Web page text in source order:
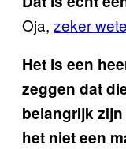
Oja, zeker
Het is een
zeggen dat
belangrijk
het niet een